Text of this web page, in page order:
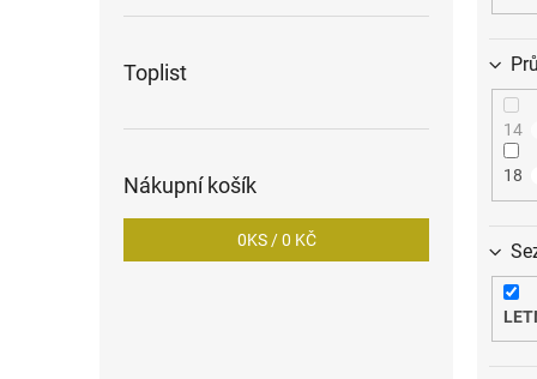
Toplist
Nákupní košík
0KS /0 KČ
14
18